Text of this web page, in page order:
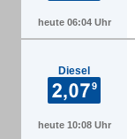
heute 06:04 Uhr
Diesel
heute 10:08 Uhr